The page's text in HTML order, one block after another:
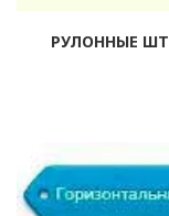
РУЛОННЫЕ